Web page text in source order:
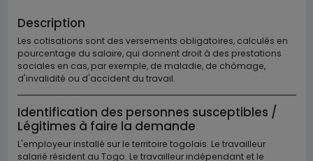
Description
Les cotisations sont des versements obligatoires, calculés en
pourcentage du salaire, qui donnent droit à des prestations
sociales en cas, par exemple, de maladie, de chômage,
d'invalidité ou d'accident du travail.
Identification des personnes susceptibles /
Légitimes à faire la demande
L'employeur installé sur le territoire togolais. Le travailleur
salarié résident au Togo. Le travailleur indépendant et le